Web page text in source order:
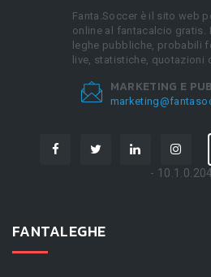
Fanta.Soccer è il sito web
online al fantacalcio gratis.
leghe pubbliche, probabili
live, statistiche, quotazioni
MARKETING E
- 10.1.0.204
FANTALEGHE